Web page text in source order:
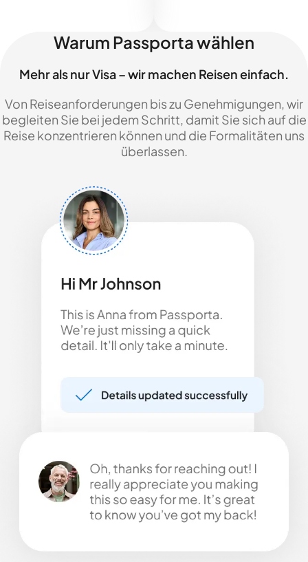
Warum Passporta wählen
Mehr als nur Visa – wir machen Reisen einfach.
Von Reiseanforderungen bis zu Genehmigungen, wir
begleiten Sie bei jedem Schritt, damit Sie sich auf die
Reise konzentrieren können und die Formalitäten uns
überlassen.